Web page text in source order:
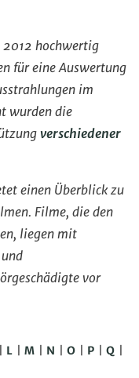
2012 hochwertig
für eine Auswertung
im
wurden die
verschiedener
einen Überblick zu
Filme, die den
liegen mit
vor
L M N O P Q